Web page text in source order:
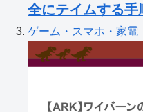
全にテイムする手
ゲーム・スマホ・家電